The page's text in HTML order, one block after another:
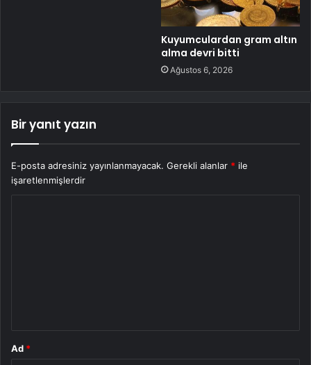
Kuyumculardan gram altın
alma devri bitti
Ağustos 6, 2026
Bir yanıt yazın
E-posta adresiniz yayınlanmayacak. Gerekli alanlar * ile
işaretlenmişlerdir
Ad *